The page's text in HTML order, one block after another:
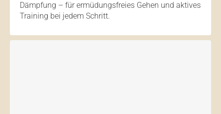
Dämpfung – für ermüdungsfreies Gehen und aktives
Training bei jedem Schritt.